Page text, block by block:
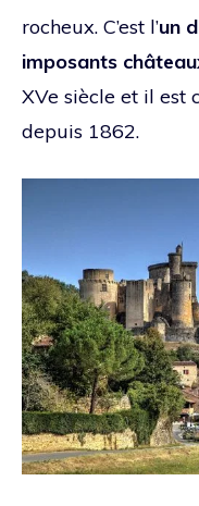
rocheux. C’est l’un
imposants
XVe siècle et il est
depuis 1862.